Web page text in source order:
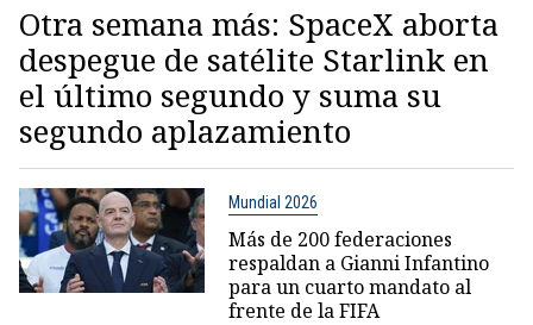
Otra semana más: SpaceX aborta
despegue de satélite Starlink en
el último segundo y suma su
segundo aplazamiento
Mundial 2026
Más de 200 federaciones
respaldan a Gianni Infantino
para un cuarto mandato al
frente de la FIFA